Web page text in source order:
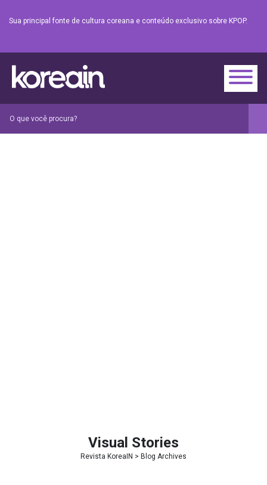
Sua principal fonte de cultura coreana e conteúdo exclusivo sobre KPOP.
Visual Stories
Revista KoreaIN > Blog Archives